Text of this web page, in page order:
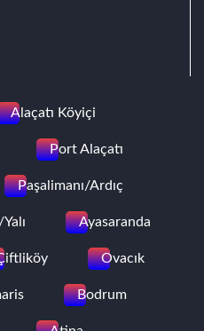
Alaçatı Köyiçi
Port Alaçatı
Paşalimanı/Ardıç
Ayasaranda
Ovacık
Bodrum